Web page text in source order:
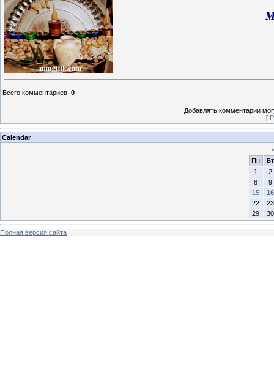
Всего комментариев: 0
Добавлять комментарии
[
Calendar
Пн
Вт
1
2
8
9
15
16
22
23
29
30
Полная версия сайта